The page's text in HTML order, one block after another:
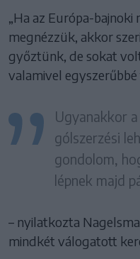
„Ha az Európa-bajnoki
megnézzük, akkor
győztünk, de sokat
valamivel
Ugyanakkor
gólszerzési
gondolom,
lépnek majd
– nyilatkozta
mindkét válogatott